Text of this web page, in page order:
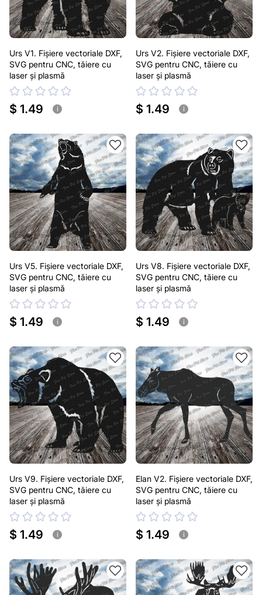
Urs V1. Fișiere vectoriale DXF,
SVG pentru CNC, tăiere cu
laser și plasmă
$ 1.49 i
Urs V2. Fișiere vectoriale DXF,
SVG pentru CNC, tăiere cu
laser și plasmă
$ 1.49 i
Urs V5. Fișiere vectoriale DXF,
SVG pentru CNC, tăiere cu
laser și plasmă
$ 1.49 i
Urs V8. Fișiere vectoriale DXF,
SVG pentru CNC, tăiere cu
laser și plasmă
$ 1.49 i
Urs V9. Fișiere vectoriale DXF,
SVG pentru CNC, tăiere cu
laser și plasmă
$ 1.49 i
Elan V2. Fișiere vectoriale DXF,
SVG pentru CNC, tăiere cu
laser și plasmă
$ 1.49 i